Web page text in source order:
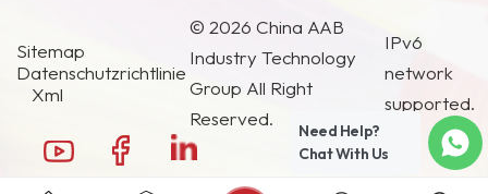
Sitemap
Datenschutzrichtlinie
Xml
© 2026 China AAB
Industry Technology
Group All Right
Reserved.
IPv6
network
supported.
Need Help?
Chat With Us